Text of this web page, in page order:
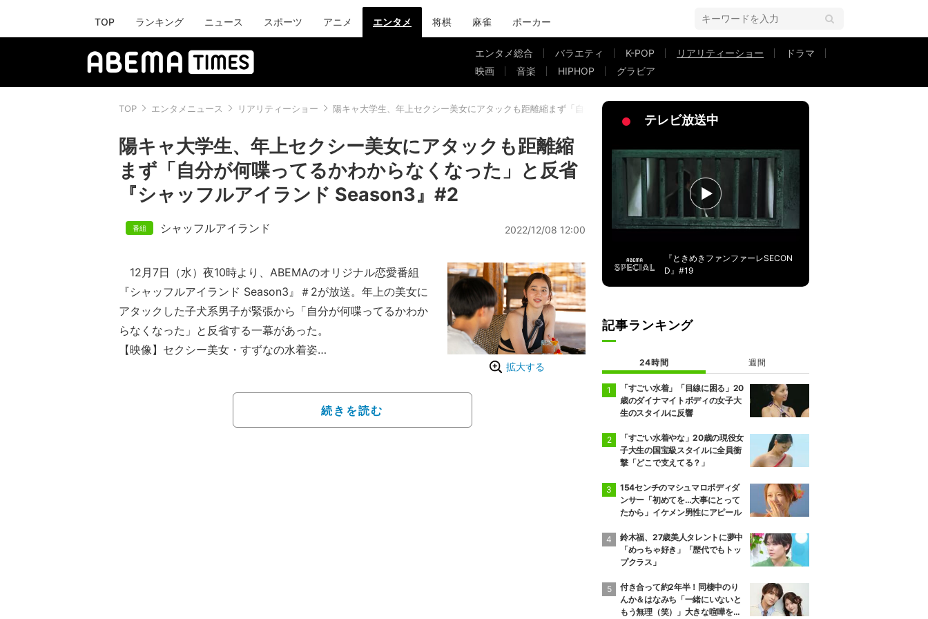
TOP ランキング ニュース スポーツ アニメ エンタメ 将棋 麻雀 ポーカー
エンタメ総合 バラエティ K-POP リアリティーショー
ドラマ
映画
音楽 HIPHOP グラビア
TOP エンタメニュース リアリティーショー 陽キャ大学生、年上セクシー美女にアタックも距離縮まず「自分が何喋ってるかわからなくなった」と反省『シャッフルアイランド Season3』#2
陽キャ大学生、年上セクシー美女にアタックも距離縮
まず「自分が何喋ってるかわからなくなった」と反省
『シャッフルアイランド Season3』#2
シャッフルアイランド 2022/12/08 12:00
拡大する
12月7日（水）夜10時より、ABEMAのオリジナル恋愛番組
『シャッフルアイランド Season3』＃2が放送。年上の美女に
アタックした子犬系男子が緊張から「自分が何喋ってるかわか
らなくなった」と反省する一幕があった。
【映像】セクシー美女・すずなの水着姿
を探していく。２つの恋の島『Island PINKP』と『Island BLU
E』を舞台に、7泊8日のラブバカンスに集まった美男美女は
続きを読む
テレビ放送中
『ときめきファンファーレSECON
D』#19
記事ランキング
24時間 週間
「すごい水着」「目線に困る」20
歳のダイナマイトボディの女子大
生のスタイルに反響
「すごい水着やな」20歳の現役女
子大生の国宝級スタイルに全員衝
撃「どこで支えてる？」
154センチのマシュマロボディダ
ンサー「初めてを…大事にとって
たから」イケメン男性にアピール
鈴木福、27歳美人タレントに夢中
「めっちゃ好き」「歴代でもトッ
プクラス」
付き合って約2年半！同棲中のり
んか＆はなみち「一緒にいないと
もう無理（笑）」大きな喧嘩を経